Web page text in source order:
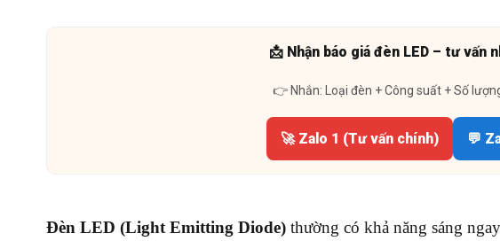
📩 Nhận báo giá đèn LED – tư vấn
👉 Nhắn: Loại đèn + Công suất + Số
🚀 Zalo 1 (Tư vấn chính) 💬
Đèn LED (Light Emitting Diode) thường có khả năng sáng